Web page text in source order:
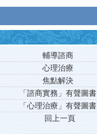
輔導諮商
心理治療
焦點解決
「諮商實務」有聲圖書
「心理治療」有聲圖書
回上一頁